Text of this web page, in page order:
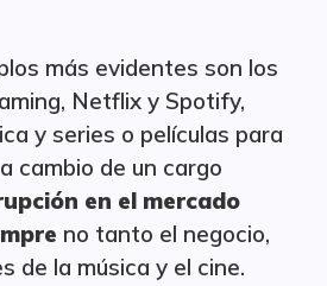
más evidentes son los
Netflix y Spotify,
y series o películas para
cambio de un cargo
en el mercado
no tanto el negocio,
de la música y el cine.